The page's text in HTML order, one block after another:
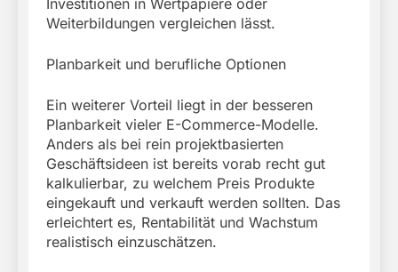
Weiterbildungen vergleichen lässt.
Planbarkeit und berufliche Optionen
Ein weiterer Vorteil liegt in der besseren
Planbarkeit vieler E-Commerce-Modelle.
Anders als bei rein projektbasierten
Geschäftsideen ist bereits vorab recht gut
kalkulierbar, zu welchem Preis Produkte
eingekauft und verkauft werden sollten. Das
erleichtert es, Rentabilität und Wachstum
realistisch einzuschätzen.